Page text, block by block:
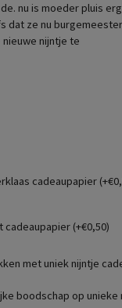
nu is moeder pluis
dat ze nu
nijntje te
cadeaupapier
cadeaupapier (+€0,50)
met uniek nijntje
boodschap op unieke